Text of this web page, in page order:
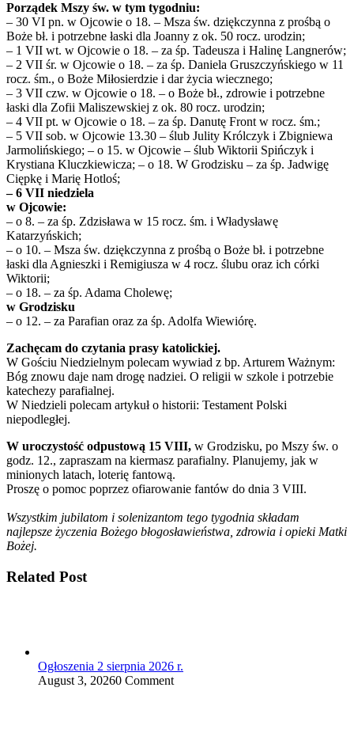
Porządek Mszy św. w tym tygodniu:
– 30 VI pn. w Ojcowie o 18. – Msza św. dziękczynna z prośbą o
Boże bł. i potrzebne łaski dla Joanny z ok. 50 rocz. urodzin;
– 1 VII wt. w Ojcowie o 18. – za śp. Tadeusza i Halinę Langnerów;
– 2 VII śr. w Ojcowie o 18. – za śp. Daniela Gruszczyńskiego w 11
rocz. śm., o Boże Miłosierdzie i dar życia wiecznego;
– 3 VII czw. w Ojcowie o 18. – o Boże bł., zdrowie i potrzebne
łaski dla Zofii Maliszewskiej z ok. 80 rocz. urodzin;
– 4 VII pt. w Ojcowie o 18. – za śp. Danutę Front w rocz. śm.;
– 5 VII sob. w Ojcowie 13.30 – ślub Julity Królczyk i Zbigniewa
Jarmolińskiego; – o 15. w Ojcowie – ślub Wiktorii Spińczyk i
Krystiana Kluczkiewicza; – o 18. W Grodzisku – za śp. Jadwigę
Ciępkę i Marię Hotloś;
– 6 VII niedziela
w Ojcowie:
– o 8. – za śp. Zdzisława w 15 rocz. śm. i Władysławę
Katarzyńskich;
– o 10. – Msza św. dziękczynna z prośbą o Boże bł. i potrzebne
łaski dla Agnieszki i Remigiusza w 4 rocz. ślubu oraz ich córki
Wiktorii;
– o 18. – za śp. Adama Cholewę;
w Grodzisku
– o 12. – za Parafian oraz za śp. Adolfa Wiewiórę.
Zachęcam do czytania prasy katolickiej.
W Gościu Niedzielnym polecam wywiad z bp. Arturem Ważnym:
Bóg znowu daje nam drogę nadziei. O religii w szkole i potrzebie
katechezy parafialnej.
W Niedzieli polecam artykuł o historii: Testament Polski
niepodległej.
W uroczystość odpustową 15 VIII, w Grodzisku, po Mszy św. o
godz. 12., zapraszam na kiermasz parafialny. Planujemy, jak w
minionych latach, loterię fantową.
Proszę o pomoc poprzez ofiarowanie fantów do dnia 3 VIII.
Wszystkim jubilatom i solenizantom tego tygodnia składam
najlepsze życzenia Bożego błogosławieństwa, zdrowia i opieki Matki
Bożej.
Related Post
Ogłoszenia 2 sierpnia 2026 r.
August 3, 20260 Comment